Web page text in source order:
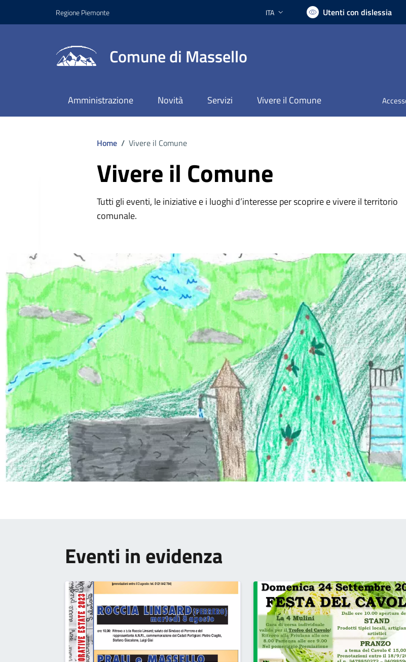
Regione Piemonte Lingua attiva:
ITA Utenti con dislessia
Comune di Massello
Amministrazione Novità Servizi Vivere il Comune
Home / Vivere il Comune
Vivere il Comune
Tutti gli eventi, le iniziative e i luoghi d’interesse per scoprire e vivere il territorio
comunale.
Eventi in evidenza